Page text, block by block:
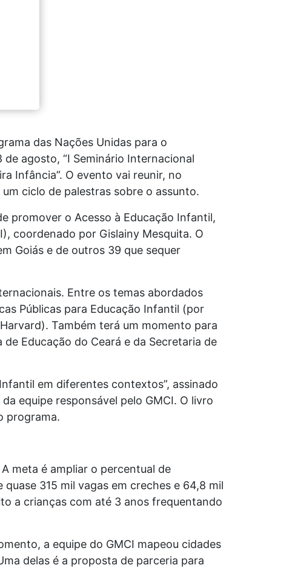
das Nações Unidas para o
agosto, “I Seminário Internacional
Infância”. O evento vai reunir, no
ciclo de palestras sobre o assunto.
promover o Acesso à Educação Infantil,
coordenado por Gislainy Mesquita. O
Goiás e de outros 39 que sequer
Entre os temas abordados
Públicas para Educação Infantil (por
Também terá um momento para
Educação do Ceará e da Secretaria de
em diferentes contextos”, assinado
equipe responsável pelo GMCI. O livro
programa.
meta é ampliar o percentual de
315 mil vagas em creches e 64,8 mil
a crianças com até 3 anos frequentando
a equipe do GMCI mapeou cidades
delas é a proposta de parceria para